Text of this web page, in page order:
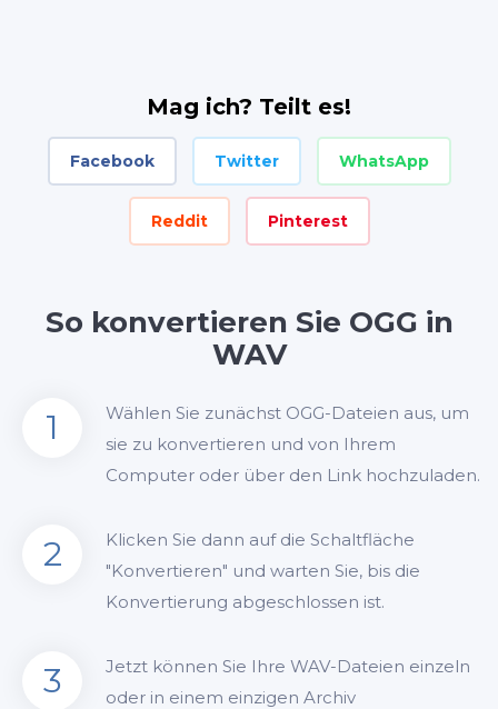
Mag ich? Teilt es!
Facebook Twitter WhatsApp
Reddit Pinterest
So konvertieren Sie OGG in
WAV
1
Wählen Sie zunächst OGG-Dateien aus, um
sie zu konvertieren und von Ihrem
Computer oder über den Link hochzuladen.
2
Klicken Sie dann auf die Schaltfläche
"Konvertieren" und warten Sie, bis die
Konvertierung abgeschlossen ist.
3
Jetzt können Sie Ihre WAV-Dateien einzeln
oder in einem einzigen Archiv